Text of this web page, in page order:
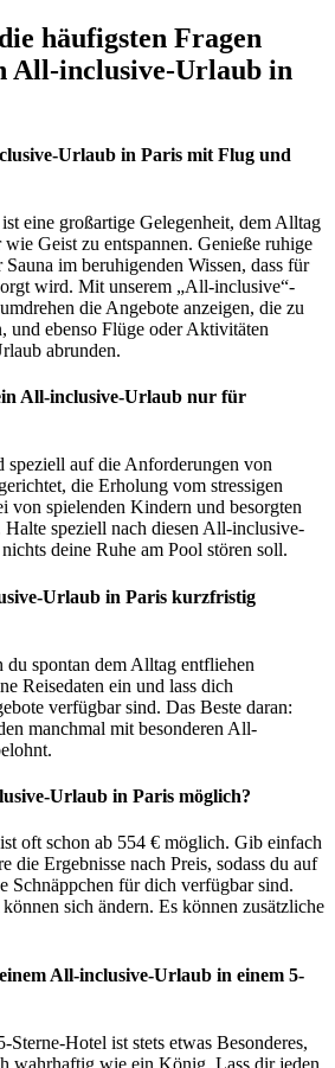
häufigsten Fragen
All-inclusive-Urlaub in
Urlaub in Paris mit Flug und
eine großartige Gelegenheit, dem Alltag
Geist zu entspannen. Genieße ruhige
im beruhigenden Wissen, dass für
wird. Mit unserem „All-inclusive“-
die Angebote anzeigen, die zu
und ebenso Flüge oder Aktivitäten
abrunden.
All-inclusive-Urlaub nur für
speziell auf die Anforderungen von
die Erholung vom stressigen
von spielenden Kindern und besorgten
speziell nach diesen All-inclusive-
deine Ruhe am Pool stören soll.
Urlaub in Paris kurzfristig
du spontan dem Alltag entfliehen
Reisedaten ein und lass dich
verfügbar sind. Das Beste daran:
manchmal mit besonderen All-
Urlaub in Paris möglich?
oft schon ab 554 € möglich. Gib einfach
die Ergebnisse nach Preis, sodass du auf
Schnäppchen für dich verfügbar sind.
sich ändern. Es können zusätzliche
All-inclusive-Urlaub in einem 5-
Hotel ist stets etwas Besonderes,
wahrhaftig wie ein König. Lass dir jeden